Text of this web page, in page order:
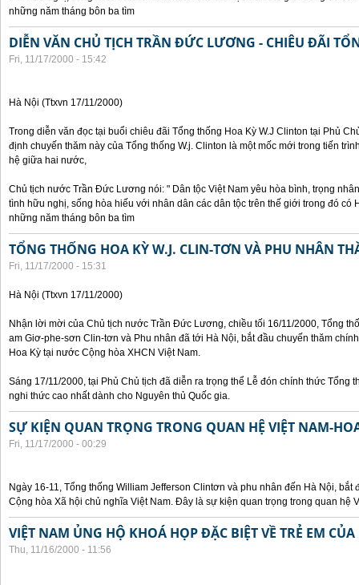
những năm tháng bôn ba tìm
DIỄN VĂN CHỦ TỊCH TRẦN ĐỨC LƯƠNG - CHIÊU ĐÃI
Fri, 11/17/2000 - 15:42
Hà Nội (Ttxvn 17/11/2000)
Trong diễn văn đọc tại buổi chiêu đãi Tổng thống Hoa Kỳ W.J Clinton tại Phủ
định chuyến thăm này của Tổng thống W.j. Clinton là một mốc mới trong tiến
hệ giữa hai nước,
Chủ tịch nước Trần Đức Lương nói: " Dân tộc Việt Nam yêu hòa bình, trọng
tình hữu nghị, sống hòa hiếu với nhân dân các dân tộc trên thế giới trong đó có
những năm tháng bôn ba tìm
TỔNG THỐNG HOA KỲ W.J. CLIN-TƠN VÀ PHU NHÂN
Fri, 11/17/2000 - 15:31
Hà Nội (Ttxvn 17/11/2000)
Nhận lời mời của Chủ tịch nước Trần Đức Lương, chiều tối 16/11/2000, Tổng
am Giơ-phe-sơn Clin-tơn và Phu nhân đã tới Hà Nội, bắt đầu chuyến thăm
Hoa Kỳ tại nước Cộng hòa XHCN Việt Nam.
Sáng 17/11/2000, tại Phủ Chủ tịch đã diễn ra trọng thể Lễ đón chính thức Tổng
nghi thức cao nhất dành cho Nguyên thủ Quốc gia.
SỰ KIỆN QUAN TRỌNG TRONG QUAN HỆ VIỆT NAM-
Fri, 11/17/2000 - 00:29
Ngày 16-11, Tổng thống William Jefferson Clintơn và phu nhân đến Hà Nội,
Cộng hòa Xã hội chủ nghĩa Việt Nam. Đây là sự kiện quan trọng trong quan hệ
VIỆT NAM ỦNG HỘ KHOÁ HỌP ĐẶC BIỆT VỀ TRẺ EM
Thu, 11/16/2000 - 11:56